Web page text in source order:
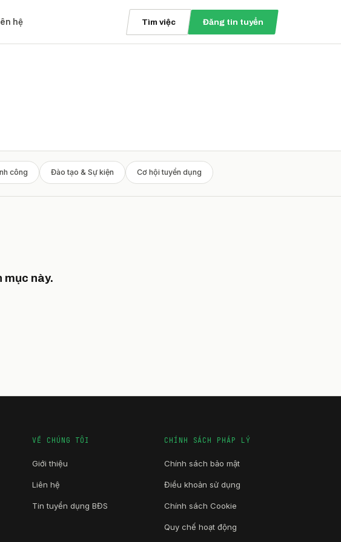
hệ Tìm việc Đăng tin tuyển
công Đào tạo & Sự kiện Cơ hội tuyển dụng
mục này.
VỀ CHÚNG TÔI
Giới thiệu
Liên hệ
Tin tuyển dụng BĐS
CHÍNH SÁCH PHÁP LÝ
Chính sách bảo mật
Điều khoản sử dụng
Chính sách Cookie
Quy chế hoạt động